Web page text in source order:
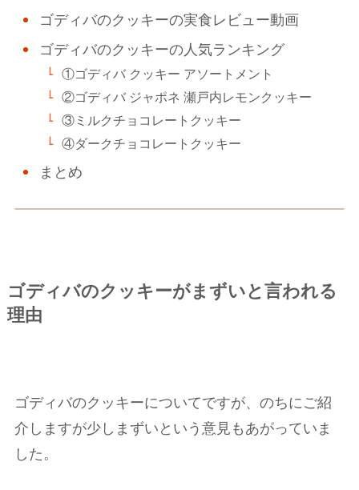
ゴディバのクッキーの実食レビュー動画
ゴディバのクッキーの人気ランキング
①ゴディバ クッキー アソートメント
②ゴディバ ジャポネ 瀬戸内レモンクッキー
③ミルクチョコレートクッキー
④ダークチョコレートクッキー
まとめ
ゴディバのクッキーがまずいと言われる
理由
ゴディバのクッキーについてですが、のちにご紹
介しますが少しまずいという意見もあがっていま
した。